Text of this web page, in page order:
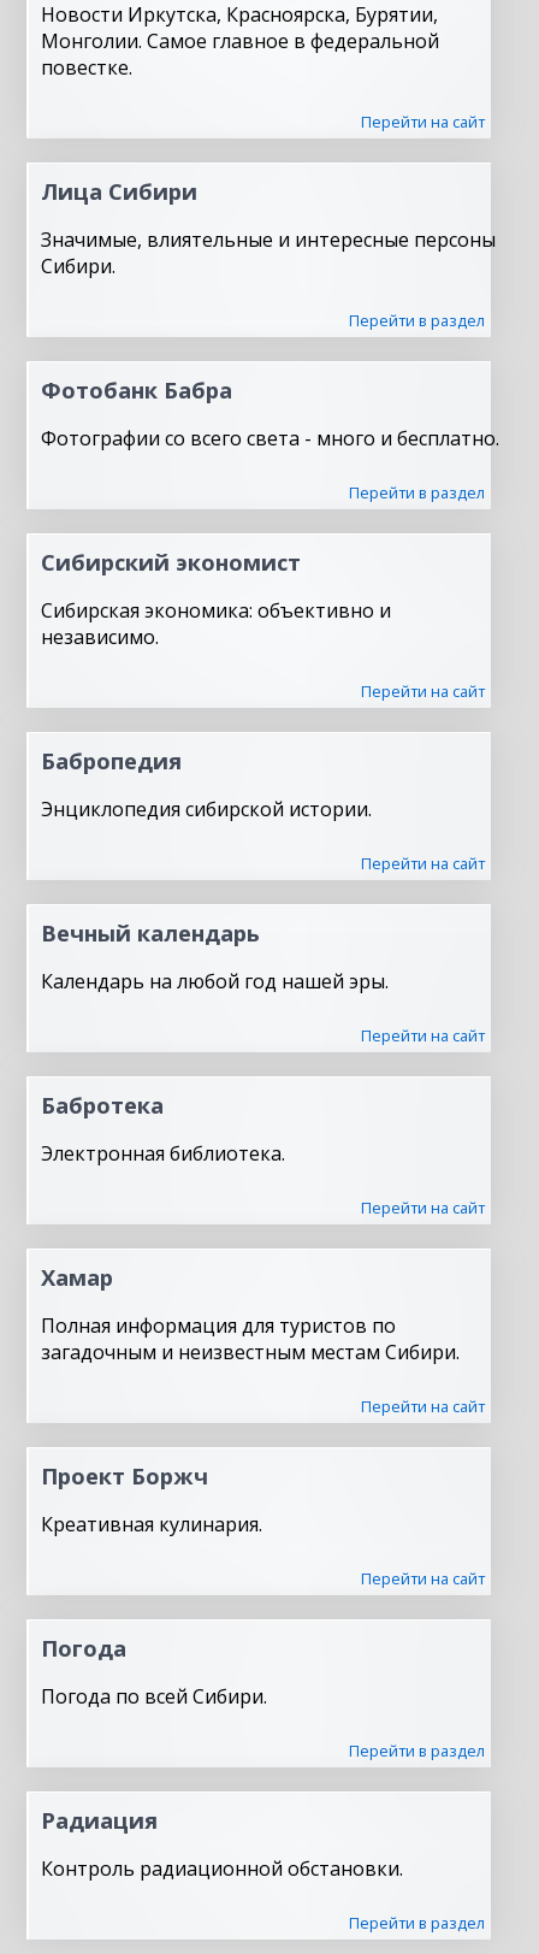
Новости Иркутска, Красноярска, Бурятии,
Монголии. Самое главное в федеральной
повестке.
Перейти на сайт
Лица Сибири
Значимые, влиятельные и интересные персоны
Сибири.
Перейти в раздел
Фотобанк Бабра
Фотографии со всего света - много и бесплатно.
Перейти в раздел
Сибирский экономист
Сибирская экономика: объективно и
независимо.
Перейти на сайт
Бабропедия
Энциклопедия сибирской истории.
Перейти на сайт
Вечный календарь
Календарь на любой год нашей эры.
Перейти на сайт
Бабротека
Электронная библиотека.
Перейти на сайт
Хамар
Полная информация для туристов по
загадочным и неизвестным местам Сибири.
Перейти на сайт
Проект Боржч
Креативная кулинария.
Перейти на сайт
Погода
Погода по всей Сибири.
Перейти в раздел
Радиация
Контроль радиационной обстановки.
Перейти в раздел